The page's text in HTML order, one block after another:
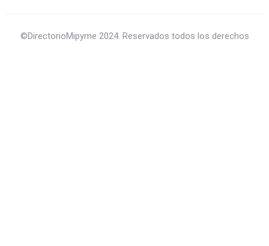
©DirectorioMipyme 2024. Reservados todos los derechos